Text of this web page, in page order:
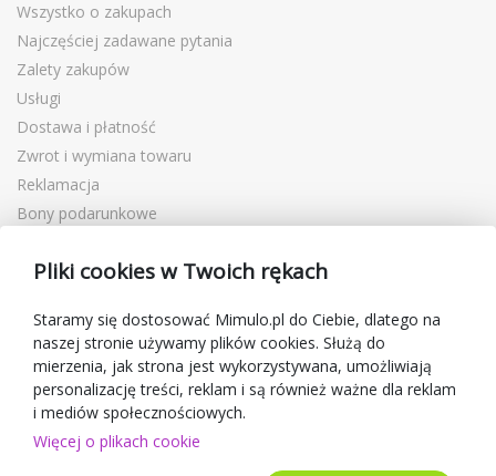
Wszystko o zakupach
Najczęściej zadawane pytania
Zalety zakupów
Usługi
Dostawa i płatność
Zwrot i wymiana towaru
Reklamacja
Bony podarunkowe
Blog
O sprzedawcy
Mimulo.pl
Regulamin sklepu
Ochrona danych osobowych GDPR
Kontakty
Pliki cookies w Twoich rękach
Staramy się dostosować Mimulo.pl do Ciebie, dlatego na
naszej stronie używamy plików cookies. Służą do
mierzenia, jak strona jest wykorzystywana, umożliwiają
personalizację treści, reklam i są również ważne dla reklam
i mediów społecznościowych.
Więcej o plikach cookie